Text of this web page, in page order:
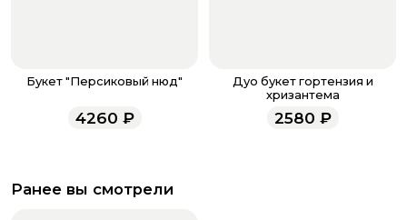
Букет "Персиковый нюд"
4260 ₽
Дуо букет гортензия и
хризантема
2580 ₽
Ранее вы смотрели